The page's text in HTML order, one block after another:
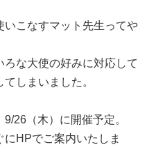
こなすマット先生ってや
な大使の好みに対応して
しまいました。
26（木）に開催予定。
HPでご案内いたしま